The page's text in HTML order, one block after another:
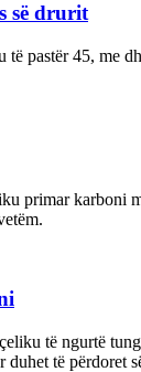
së drurit
pastër 45, me
primar karboni
të ngurtë
duhet të përdoret